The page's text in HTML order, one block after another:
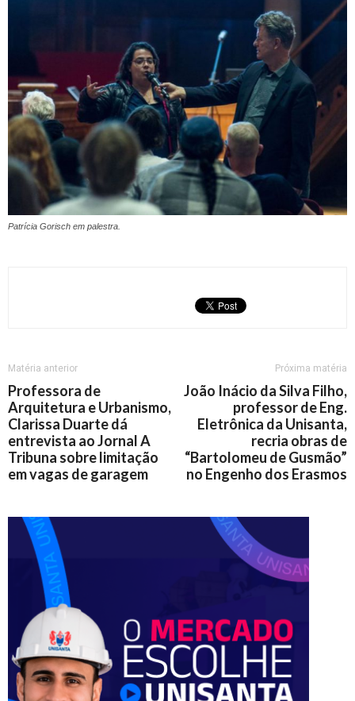
Patrícia Gorisch em palestra.
Matéria anterior
Professora de
Arquitetura e Urbanismo,
Clarissa Duarte dá
entrevista ao Jornal A
Tribuna sobre limitação
em vagas de garagem
Próxima matéria
João Inácio da Silva Filho,
professor de Eng.
Eletrônica da Unisanta,
recria obras de
“Bartolomeu de Gusmão”
no Engenho dos Erasmos